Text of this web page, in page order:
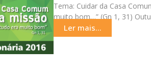
Tema: Cuidar da Casa
muito bom…” (Gn 1, 31)
Ler mais...